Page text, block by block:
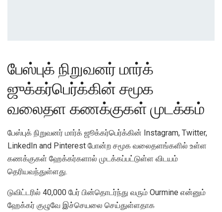
பேஸ்புக் நிறுவனர் மார்க்
ஜுக்கர்பெர்க்கின் சமூக
வலைதள கணக்குகள் முடக்கம்
பேஸ்புக் நிறுவனர் மார்க் ஜூக்கர்பெர்க்கின் Instagram, Twitter,
LinkedIn and Pinterest போன்ற சமூக வலைதளங்களில் உள்ள
கணக்குகள் ஹேக்கர்களால் முடக்கப்பட்டுள்ள விடயம்
தெரியவந்துள்ளது.
டுவிட்டரில் 40,000 பேர் பின்தொடர்ந்து வரும் Ourmine என்னும்
ஹேக்கர் குழுவே இச்செயலை செய்துள்ளதாக